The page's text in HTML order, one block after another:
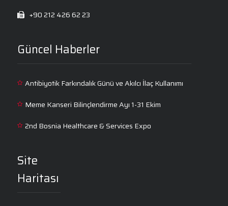
+90 212 426 62 23
Güncel Haberler
Antibiyotik Farkındalık Günü ve Akılcı İlaç Kullanımı
Meme Kanseri Bilinçlendirme Ayı 1-31 Ekim
2nd Bosnia Healthcare & Services Expo
Site
Haritası